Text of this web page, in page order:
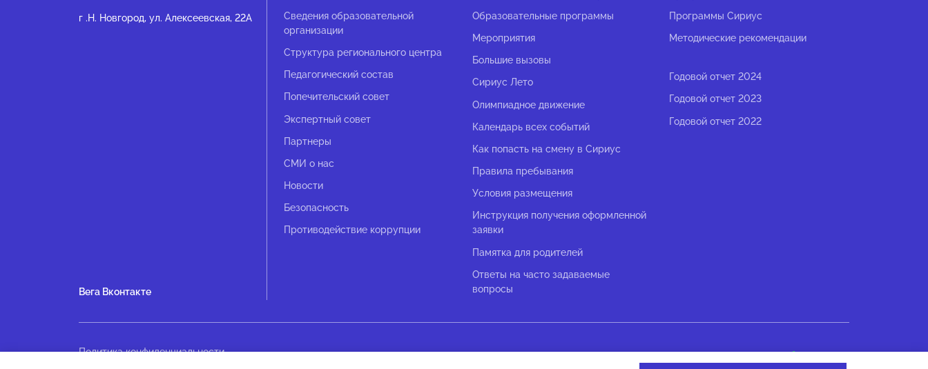
г .Н. Новгород, ул. Алексеевская, 22А
Вега Вконтакте
Сведения образовательной
организации
Структура регионального центра
Педагогический состав
Попечительский совет
Экспертный совет
Партнеры
СМИ о нас
Новости
Безопасность
Противодействие коррупции
Образовательные программы
Мероприятия
Большие вызовы
Сириус Лето
Олимпиадное движение
Календарь всех событий
Как попасть на смену в Сириус
Правила пребывания
Условия размещения
Инструкция получения оформленной
заявки
Памятка для родителей
Ответы на часто задаваемые
вопросы
Программы Сириус
Методические рекомендации
Годовой отчет 2024
Годовой отчет 2023
Годовой отчет 2022
Политика конфиденциальности